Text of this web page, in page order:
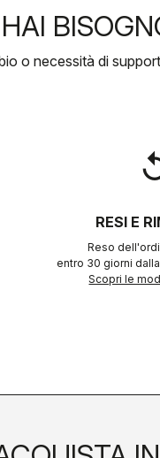
HAI
o necessità di
RESI E
Reso
entro 30 giorni
Scopri le